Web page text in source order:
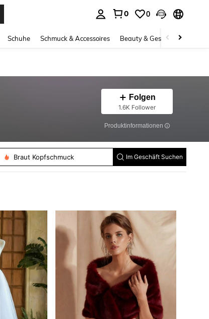
0 0
Schuhe Schmuck & Accessoires Beauty & Gesundheit
Folgen
1.6K Follower
Produktinformationen
Petticoat
Braut Kopfschmuck
Im Geschäft Suchen